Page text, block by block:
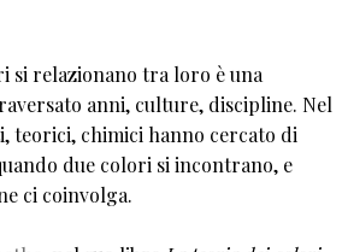
si relazionano tra loro è una
anni, culture, discipline. Nel
teorici, chimici hanno cercato di
due colori si incontrano, e
ci coinvolga.